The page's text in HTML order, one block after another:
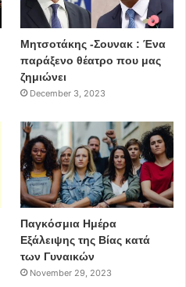
Μητσοτάκης -Σουνακ : Ένα
παράξενο θέατρο που μας
ζημιώνει
December 3, 2023
Παγκόσμια Ημέρα
Εξάλειψης της Βίας κατά
των Γυναικών
November 29, 2023